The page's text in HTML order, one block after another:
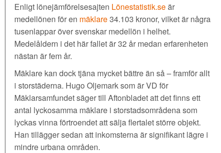
Enligt lönejämförelsesajten Lönestatistik.seär
medellönen för en mäklare34.103 kronor, vilket är några
tusenlappar över svenskar medellön i helhet.
Medelåldern i det här fallet är 32 år medan erfarenheten
nästan är fem år.
Mäklare kan dock tjäna mycket bättre än så – framför allt
i storstäderna. Hugo Oljemark som är VD för
Mäklarsamfundet säger till Aftonbladetatt det finns ett
antal lyckosamma mäklare i storstadsområdena som
lyckas vinna förtroendet att sälja flertalet större objekt.
Han tillägger sedan att inkomsterna är signifikant lägre i
mindre urbana områden.